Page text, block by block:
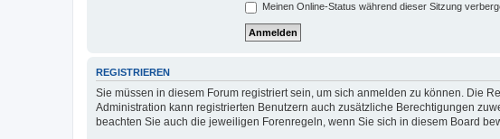
Meinen Online-Status während dieser Sitzung
REGISTRIEREN
Sie müssen in diesem Forum registriert sein, um sich anmelden zu können. Die
Administration kann registrierten Benutzern auch zusätzliche Berechtigungen
beachten Sie auch die jeweiligen Forenregeln, wenn Sie sich in diesem Board